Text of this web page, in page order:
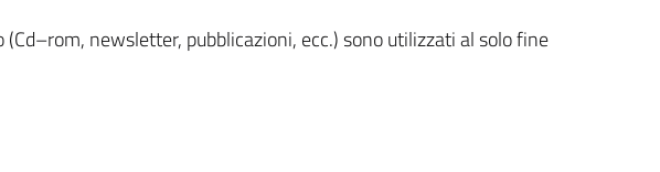
newsletter, pubblicazioni, ecc.) sono utilizzati al solo fine